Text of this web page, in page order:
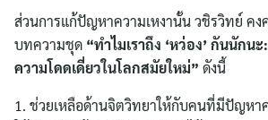
ส่วนการแก้ปัญหาความเหงานั้น วชิรวิทย์ คงค
บทความชุด “ทำไมเราถึง ‘หว่อง’ กันนักนะ:
ความโดดเดี่ยวในโลกสมัยใหม่” ดังนี้
1. ช่วยเหลือด้านจิตวิทยาให้กับคนที่มีปัญหา